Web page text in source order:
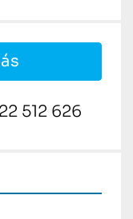
512 626